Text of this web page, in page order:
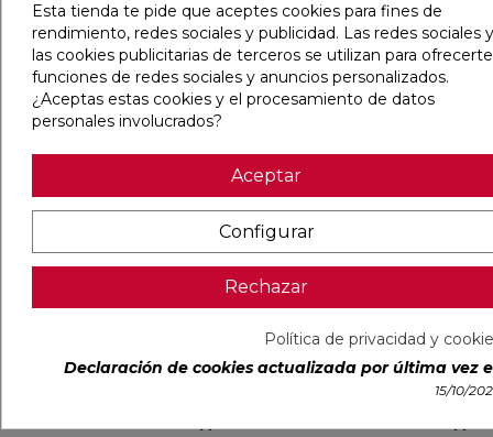
MUGAT-RIVOLI LEPIC
MARINO BRILLO 10X20
Ref: 91120048 Vives
MUGAT-RIVOLI REULLY
MARINO BRILLO 10X20
Ref: 91120053 Vives
PVP63,72 €
VER MÁS
Esta tienda te pide que aceptes cookies para fines de
rendimiento, redes sociales y publicidad. Las redes sociales y
las cookies publicitarias de terceros se utilizan para ofrecerte
funciones de redes sociales y anuncios personalizados.
¿Aceptas estas cookies y el procesamiento de datos
personales involucrados?
Aceptar
Configurar
Rechazar
Política de privacidad y
Declaración de cookies actualizada por última vez
15/10/